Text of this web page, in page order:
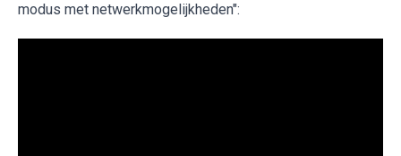
modus met netwerkmogelijkheden":